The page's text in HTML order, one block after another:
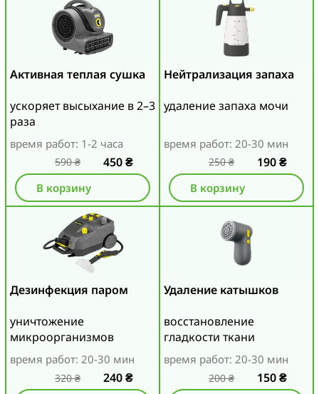
Активная теплая сушка
ускоряет высыхание в 2–3
раза
время работ: 1-2 часа
590₴ 450₴
В корзину
Нейтрализация запаха
удаление запаха мочи
время работ: 20-30 мин
250₴ 190₴
В корзину
Дезинфекция паром
уничтожение
микроорганизмов
время работ: 20-30 мин
320₴ 240₴
Удаление катышков
восстановление
гладкости ткани
время работ: 20-30 мин
200₴ 150₴